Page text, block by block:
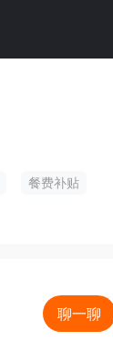
餐费补贴
聊一聊